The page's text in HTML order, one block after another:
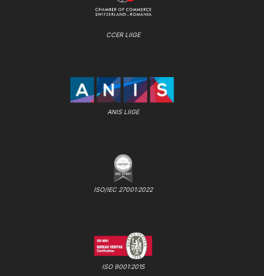
CCER LIIGE
ANIS LIIGE
ISO/IEC 27001:2022
ISO 9001:2015